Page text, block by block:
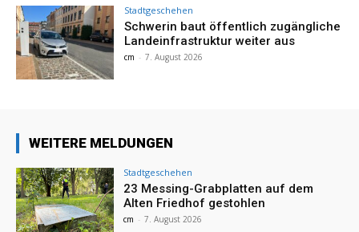
Stadtgeschehen
Schwerin baut öffentlich zugängliche
Landeinfrastruktur weiter aus
cm - 7. August 2026
WEITERE MELDUNGEN
Stadtgeschehen
23 Messing-Grabplatten auf dem
Alten Friedhof gestohlen
cm - 7. August 2026